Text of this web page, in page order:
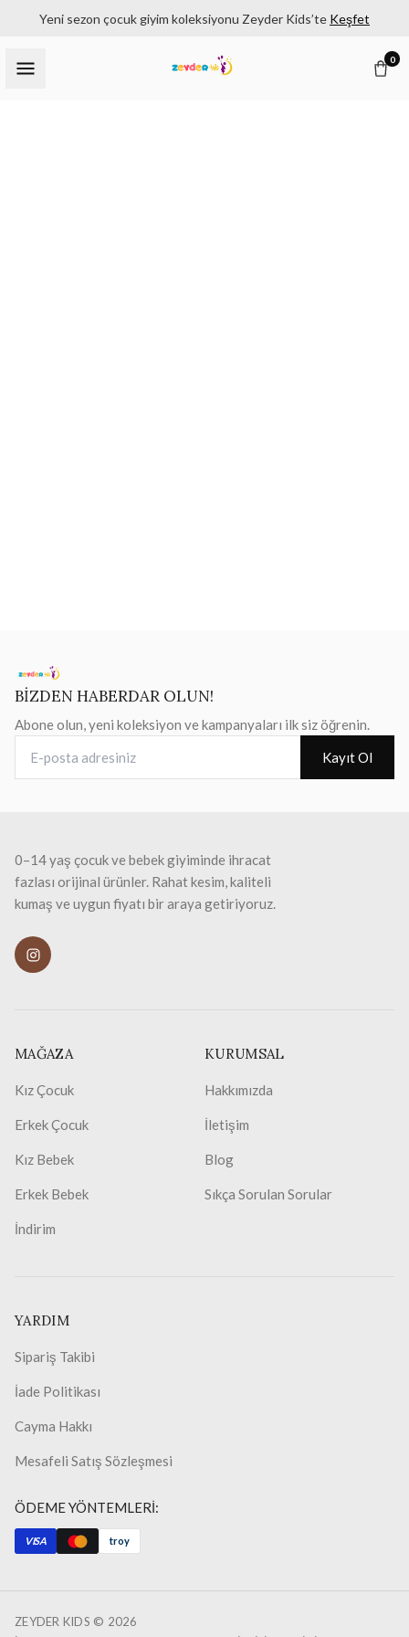
Yeni sezon çocuk giyim koleksiyonu Zeyder Kids’te Keşfet
0
BİZDEN HABERDAR OLUN!
Abone olun, yeni koleksiyon ve kampanyaları ilk siz öğrenin.
Kayıt Ol
0–14 yaş çocuk ve bebek giyiminde ihracat
fazlası orijinal ürünler. Rahat kesim, kaliteli
kumaş ve uygun fiyatı bir araya getiriyoruz.
MAĞAZA
Kız Çocuk
Erkek Çocuk
Kız Bebek
Erkek Bebek
İndirim
KURUMSAL
Hakkımızda
İletişim
Blog
Sıkça Sorulan Sorular
YARDIM
Sipariş Takibi
İade Politikası
Cayma Hakkı
Mesafeli Satış Sözleşmesi
ÖDEME YÖNTEMLERİ:
VISA troy
ZEYDER KIDS © 2026